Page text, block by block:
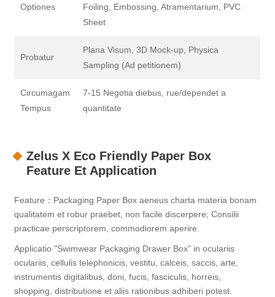
Optiones
Foiling, Embossing, Atramentarium, PVC
Sheet
Probatur
Plana Visum, 3D Mock-up, Physica
Sampling (Ad petitionem)
Circumagam
Tempus
7-15 Negotia diebus, rue/dependet a
quantitate
Zelus X Eco Friendly Paper Box
Feature Et Application
Feature：Packaging Paper Box aeneus charta materia bonam
qualitatem et robur praebet, non facile discerpere; Consilii
practicae perscriptorem, commodiorem aperire.
Applicatio "Swimwear Packaging Drawer Box" in oculariis
oculariis, cellulis telephonicis, vestitu, calceis, saccis, arte,
instrumentis digitalibus, doni, fucis, fasciculis, horreis,
shopping, distributione et aliis rationibus adhiberi potest.